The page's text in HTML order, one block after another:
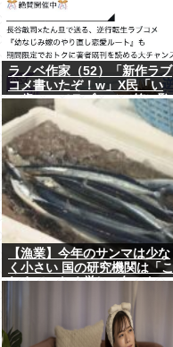
ラノベ作家（52）「新作ラブ
コメ書いたぞ！w」X民「い
い歳こいてラブコメ（笑）恥
ずかしくないの？」
【漁業】今年のサンマは少な
く小さい 国の研究機関は「こ
れまでになく厳しい年にな